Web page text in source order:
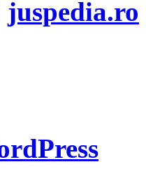
juspedia.ro